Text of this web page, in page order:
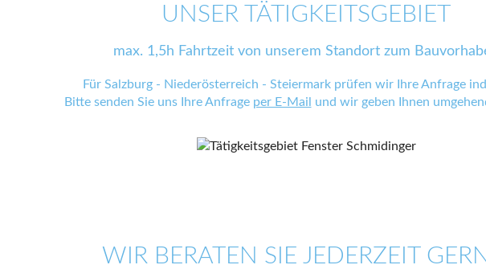
UNSER TÄTIGKEITSGEBIET
max. 1,5h Fahrtzeit von unserem Standort zum
Für Salzburg - Niederösterreich - Steiermark prüfen wir Ihre Anfrage
Bitte senden Sie uns Ihre Anfrage per E-Mail und wir geben Ihnen
WIR BERATEN SIE JEDERZEIT